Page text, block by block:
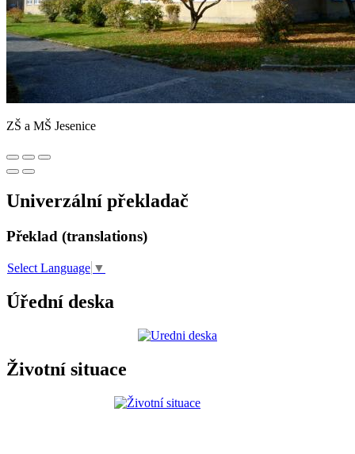
ZŠ a MŠ Jesenice
Univerzální překladač
Překlad (translations)
Select Language ▼
Úřední deska
Životní situace